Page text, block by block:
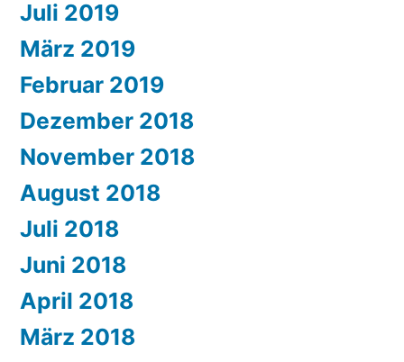
Juli 2019
März 2019
Februar 2019
Dezember 2018
November 2018
August 2018
Juli 2018
Juni 2018
April 2018
März 2018